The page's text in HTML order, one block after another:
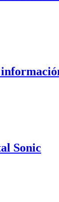
Sonic